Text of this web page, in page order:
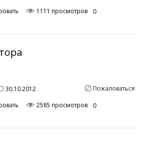
1111 просмотров 0
30.10.2012 Пожаловаться
2585 просмотров 0